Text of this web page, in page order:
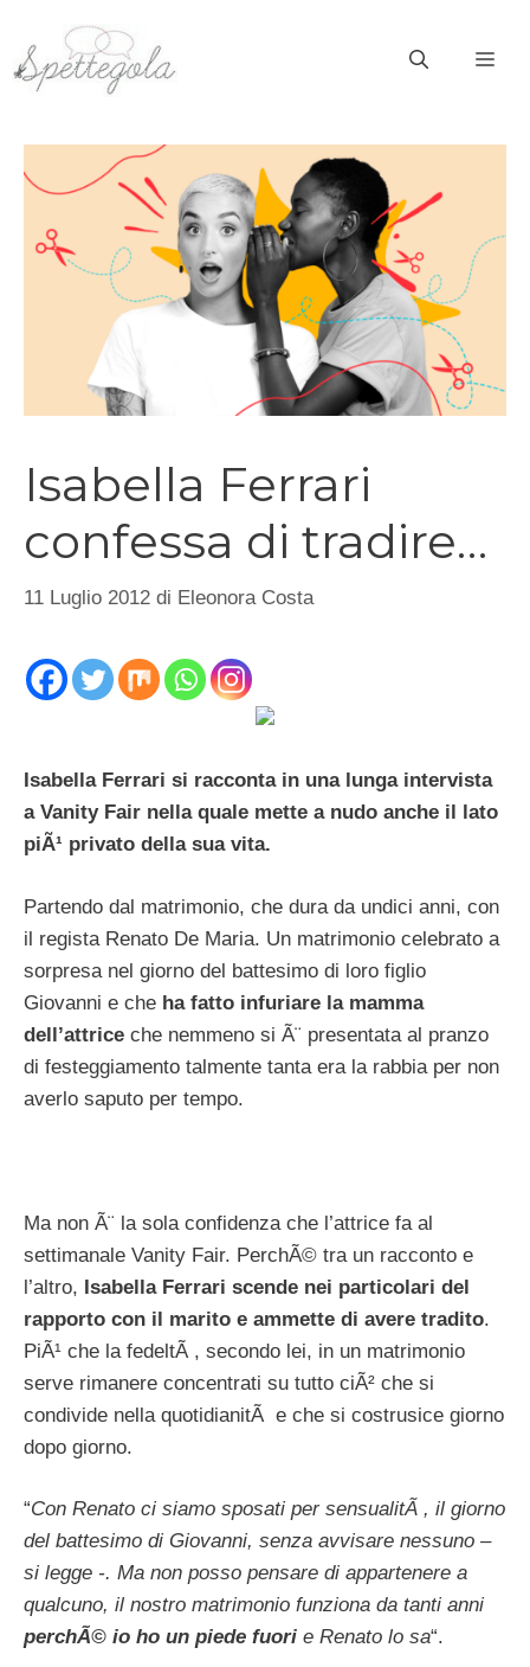
contenuto
Isabella Ferrari
confessa di tradire…
11 Luglio 2012 di Eleonora Costa
Isabella Ferrari si racconta in una lunga intervista
a Vanity Fair nella quale mette a nudo anche il lato
piÃ¹ privato della sua vita.
Partendo dal matrimonio, che dura da undici anni, con
il regista Renato De Maria. Un matrimonio celebrato a
sorpresa nel giorno del battesimo di loro figlio
Giovanni e che ha fatto infuriare la mamma
dell’attrice che nemmeno si Ã¨ presentata al pranzo
di festeggiamento talmente tanta era la rabbia per non
averlo saputo per tempo.
Ma non Ã¨ la sola confidenza che l’attrice fa al
settimanale Vanity Fair. PerchÃ© tra un racconto e
l’altro, Isabella Ferrari scende nei particolari del
rapporto con il marito e ammette di avere tradito.
PiÃ¹ che la fedeltÃ , secondo lei, in un matrimonio
serve rimanere concentrati su tutto ciÃ² che si
condivide nella quotidianitÃ e che si costrusice giorno
dopo giorno.
“Con Renato ci siamo sposati per sensualitÃ , il giorno
del battesimo di Giovanni, senza avvisare nessuno –
si legge -. Ma non posso pensare di appartenere a
qualcuno, il nostro matrimonio funziona da tanti anni
perchÃ© io ho un piede fuori e Renato lo sa“.